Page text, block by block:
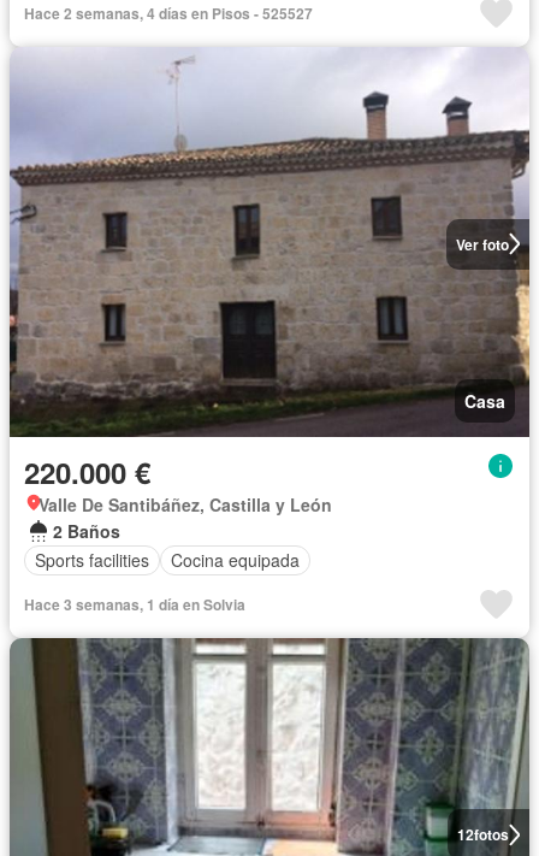
Hace 2 semanas, 4 días en Pisos - 525527
Ver foto
Casa
220.000 €
Valle De Santibáñez, Castilla y León
2 Baños
Sports facilities
Cocina equipada
Hace 3 semanas, 1 día en Solvia
12fotos